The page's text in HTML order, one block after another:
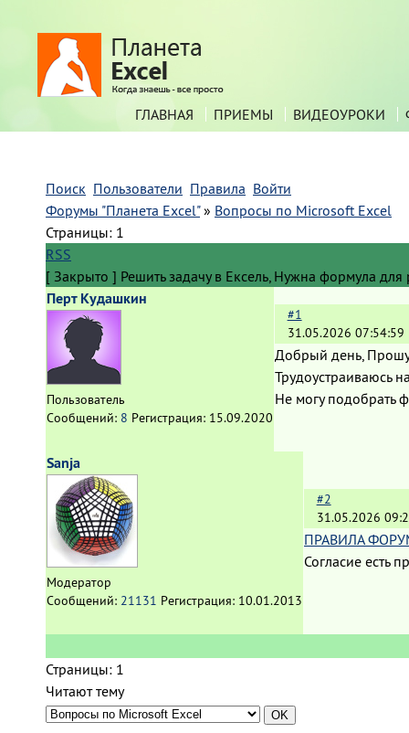
ГЛАВНАЯ ПРИЕМЫ ВИДЕОУРОКИ
Поиск Пользователи Правила Войти
Форумы "Планета Excel" » Вопросы по Microsoft Excel
Страницы: 1
RSS
[ Закрыто ] Решить задачу в Ексель, Нужна формула
Перт Кудашкин
Пользователь
Сообщений: 8 Регистрация: 15.09.2020
#1
31.05.2026 07:54:59
Добрый день,
Трудоустраиваюсь
Не могу подобрать
Sanja
Модератор
Сообщений: 21131 Регистрация: 10.01.2013
#2
31.05.2026
ПРАВИЛА
Согласие есть
Страницы: 1
Читают тему